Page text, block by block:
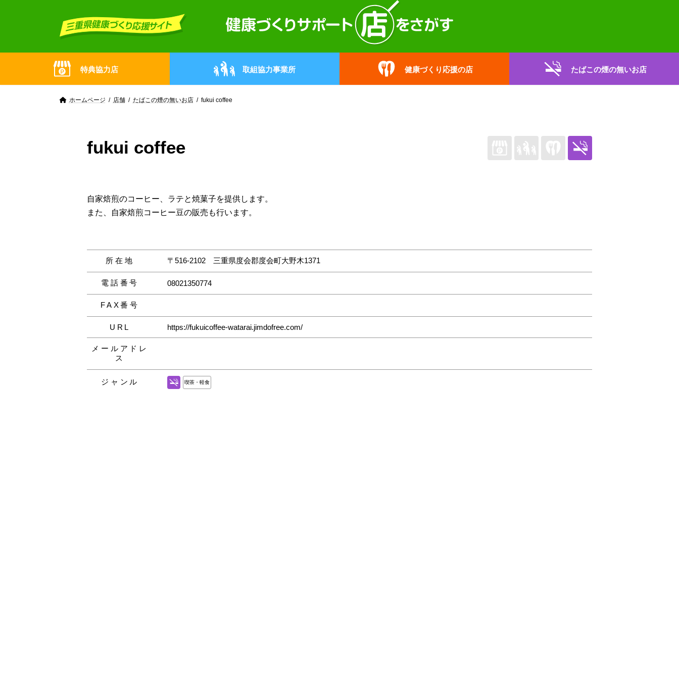
特典協力店 取組協力事業所 健康づくり応援の店 たばこの煙の無いお店
ホームページ 店舗 たばこの煙の無いお店 fukui coffee
fukui coffee
自家焙煎のコーヒー、ラテと焼菓子を提供します。
また、自家焙煎コーヒー豆の販売も行います。
所在地 〒516-2102 三重県度会郡度会町大野木1371
電話番号 08021350774
FAX番号
URL https://fukuicoffee-watarai.jimdofree.com/
メールアドレ
ス
ジャンル 喫茶・軽食